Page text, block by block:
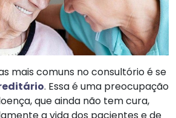
mais comuns no consultório é se
. Essa é uma preocupação
que ainda não tem cura,